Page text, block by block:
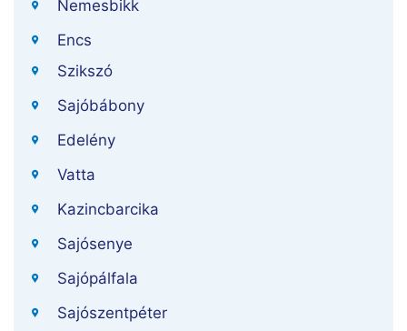
Nemesbikk
Encs
Szikszó
Sajóbábony
Edelény
Vatta
Kazincbarcika
Sajósenye
Sajópálfala
Sajószentpéter